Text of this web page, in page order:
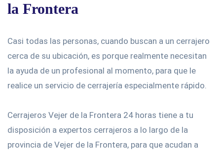
la Frontera
Casi todas las personas, cuando buscan a un cerrajero
cerca de su ubicación, es porque realmente necesitan
la ayuda de un profesional al momento, para que le
realice un servicio de cerrajería especialmente rápido.
Cerrajeros Vejer de la Frontera 24 horas tiene a tu
disposición a expertos cerrajeros a lo largo de la
provincia de Vejer de la Frontera, para que acudan a